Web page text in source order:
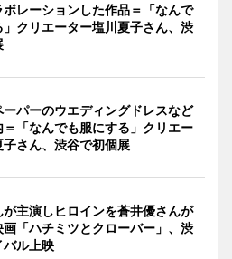
レーションした作品＝「なんで
」クリエーター塩川夏子さん、渋
ーパーのウエディングドレスなど
「なんでも服にする」クリエー
子さん、渋谷で初個展
主演しヒロインを蒼井優さんが
「ハチミツとクローバー」、渋
バル上映